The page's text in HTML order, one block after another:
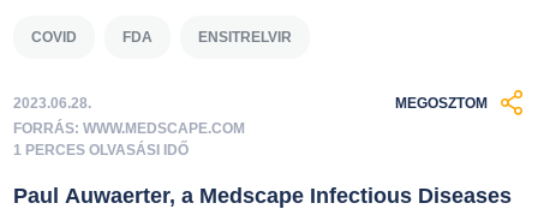
COVID FDA ENSITRELVIR
2023.06.28.
FORRÁS: WWW.MEDSCAPE.COM
1 PERCES OLVASÁSI IDŐ
MEGOSZTOM
Paul Auwaerter, a Medscape Infectious Diseases